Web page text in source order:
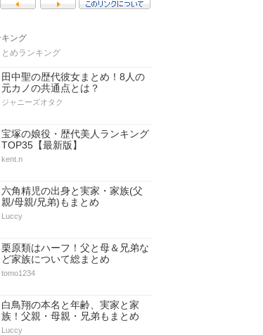
ング
めランキング
田中聖の歴代彼女まとめ！8人の
元カノの共通点とは？
ジャニーズオタク
宝塚の娘役・歴代美人ランキング
TOP35【最新版】
kent.n
六角精児の出身と実家・家族(父
親/母親/兄弟)もまとめ
Luccy
栗原類はハーフ！父と母＆兄弟な
ど家族について総まとめ
tomo1234
白鳥翔の本名と年齢、実家と家
族！父親・母親・兄弟もまとめ
Luccy